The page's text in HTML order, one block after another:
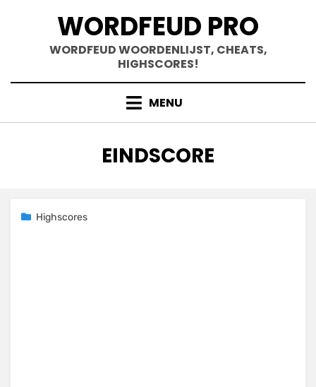
WORDFEUD PRO
WORDFEUD WOORDENLIJST, CHEATS,
HIGHSCORES!
MENU
TAG
:
EINDSCORE
Geplaatst
25 november 2020
Highscores